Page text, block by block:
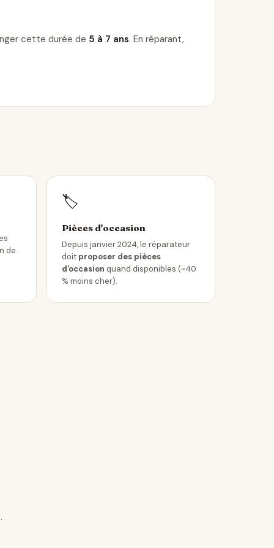
cette durée de 5 à 7 ans. En réparant,
de
🏷️
Pièces d'occasion
Depuis janvier 2024, le réparateur
doit proposer des pièces
d'occasion quand disponibles (~40
% moins cher).